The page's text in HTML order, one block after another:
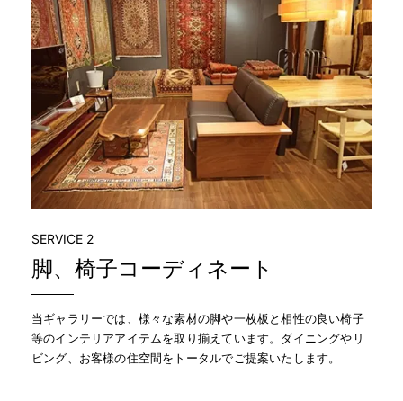
脚、椅子コーディネート
SERVICE 2
当ギャラリーでは、様々な素材の脚や一枚板と相性の良い椅子
等のインテリアアイテムを取り揃えています。ダイニングやリ
ビング、お客様の住空間をトータルでご提案いたします。